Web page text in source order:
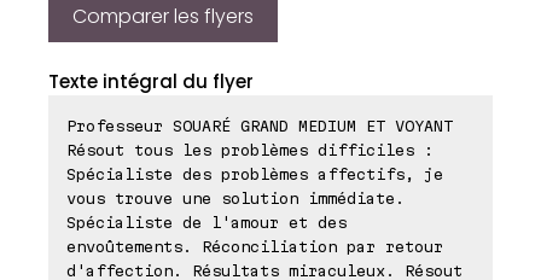
Comparer les flyers
Texte intégral du flyer
Professeur SOUARÉ GRAND MEDIUM ET VOYANT
Résout tous les problèmes difficiles :
Spécialiste des problèmes affectifs, je
vous trouve une solution immédiate.
Spécialiste de l'amour et des
envoûtements. Réconciliation par retour
d'affection. Résultats miraculeux. Résout